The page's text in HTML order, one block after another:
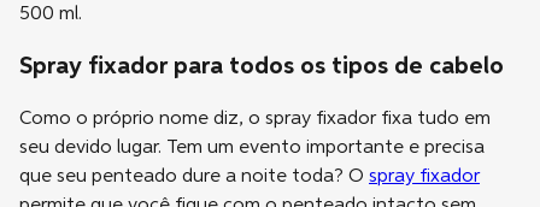
500 ml.
Spray fixador para todos os tipos de cabelo
Como o próprio nome diz, o spray fixador fixa tudo em
seu devido lugar. Tem um evento importante e precisa
que seu penteado dure a noite toda? O spray fixador